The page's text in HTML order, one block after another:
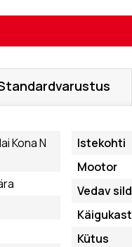
Kona N
Istekohti
Mootor
Vedav sild
Käigukast
Kütus